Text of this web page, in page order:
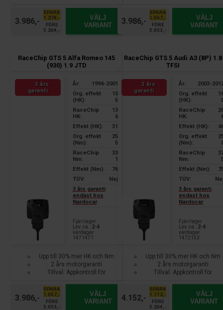
3.986,-
SPARA
1.278,-
FÖRE
5.264,-
VÄLJ
VARIANT
3.986,-
SPARA
1.067,-
FÖRE
5.053,-
VÄLJ
VARIANT
RaceChip GTS 5 Alfa Romeo 145
(930) 1.9 JTD
3 års
garanti
År:
1994-2001
Org. effekt
(HK):
10
5
RaceChip
HK:
13
6
Effekt (HK):
31
Org. effekt
(Nm):
25
5
RaceChip
Nm:
33
1
Effekt (Nm):
76
TÜV:
Nej
3 års garanti
endast hos
Nardocar
Fjärrlager
Lev. ca.: 2-4
vardagar
1471471
Upp till 30% mer HK och Nm
2 års motorgaranti
Tillval: Appkontroll för
3.986,-
SPARA
1.067,-
FÖRE
5.053,-
VÄLJ
VARIANT
RaceChip GTS 5 Audi A3 (8P) 1.8
TFSI
3 års
garanti
År:
2003-
Org. effekt
(HK):
RaceChip
HK:
Effekt (HK):
Org. effekt
(Nm):
RaceChip
Nm:
Effekt (Nm):
TÜV:
3 års garanti
endast hos
Nardocar
Fjärrlager
Lev. ca.: 2-4
vardagar
1472153
Upp till 30% mer HK och Nm
2 års motorgaranti
Tillval: Appkontroll för
4.152,-
SPARA
1.112,-
FÖRE
5.264,-
VÄLJ
VARIANT